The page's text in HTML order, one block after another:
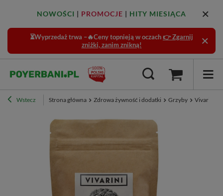
NOWOŚCI | PROMOCJE | HITY MIESIĄCA
⏳Wyprzedaż trwa –🔥Ceny topnieją w oczach 👉 Zgarnij
zniżki, zanim znikną!
Wstecz Strona główna Zdrowa żywność i dodatki Grzyby Vivarini –